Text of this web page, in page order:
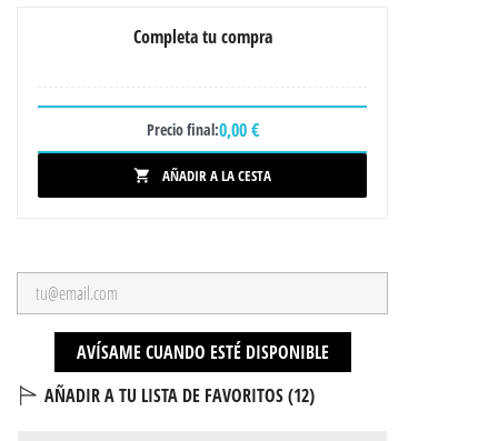
Completa tu compra
Precio final:0,00 €
 AÑADIR A LA CESTA
AVÍSAME CUANDO ESTÉ DISPONIBLE
AÑADIR A TU LISTA DE FAVORITOS (12)